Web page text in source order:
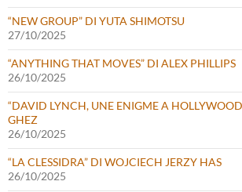
“NEW GROUP” DI YUTA SHIMOTSU
27/10/2025
“ANYTHING THAT MOVES” DI ALEX PHILLIPS
26/10/2025
“DAVID LYNCH, UNE ENIGME A
GHEZ
26/10/2025
“LA CLESSIDRA” DI WOJCIECH JERZY HAS
26/10/2025